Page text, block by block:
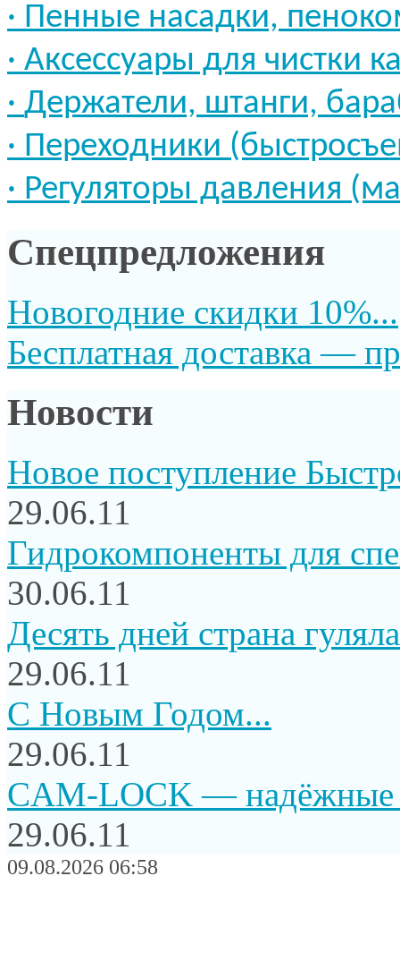
· Пенные насадки,
· Аксессуары для чистки
· Держатели, штанги,
· Переходники
· Регуляторы давления
Спецпредложения
Новогодние скидки 10%...
Бесплатная доставка —
Новости
Новое поступление
29.06.11
Гидрокомпоненты для
30.06.11
Десять дней страна
29.06.11
C Новым Годом...
29.06.11
CAM-LOCK — надёжные
29.06.11
09.08.2026 06:58